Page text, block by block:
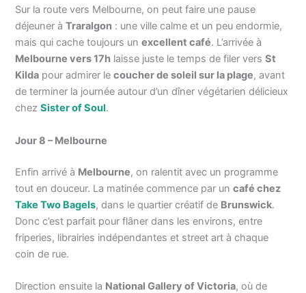
Sur la route vers Melbourne, on peut faire une pause
déjeuner àTraralgon : une ville calme et un peu endormie,
mais qui cache toujours unexcellent café. L’arrivée à
Melbourne vers 17h laisse juste le temps de filer versSt
Kilda pour admirer lecoucher de soleil sur la plage, avant
de terminer la journée autour d’un dîner végétarien délicieux
chezSister of Soul.
Jour 8 – Melbourne
Enfin arrivé à Melbourne, on ralentit avec un programme
tout en douceur. La matinée commence par uncafé chez
Take Two Bagels, dans le quartier créatif de Brunswick.
Donc c’est parfait pour flâner dans les environs, entre
friperies, librairies indépendantes et street art à chaque
coin de rue.
Direction ensuite la National Gallery of Victoria, où de